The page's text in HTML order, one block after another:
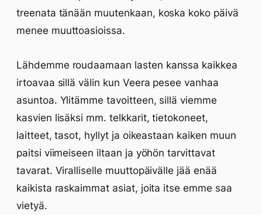
treenata tänään muutenkaan, koska koko päivä
menee muuttoasioissa.
Lähdemme roudaamaan lasten kanssa kaikkea
irtoavaa sillä välin kun Veera pesee vanhaa
asuntoa. Ylitämme tavoitteen, sillä viemme
kasvien lisäksi mm. telkkarit, tietokoneet,
laitteet, tasot, hyllyt ja oikeastaan kaiken muun
paitsi viimeiseen iltaan ja yöhön tarvittavat
tavarat. Viralliselle muuttopäivälle jää enää
kaikista raskaimmat asiat, joita itse emme saa
vietyä.